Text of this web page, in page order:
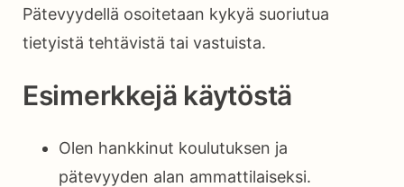
Pätevyydellä osoitetaan kykyä suoriutua
tietyistä tehtävistä tai vastuista.
Esimerkkejä käytöstä
Olen hankkinut koulutuksen ja
pätevyyden alan ammattilaiseksi.